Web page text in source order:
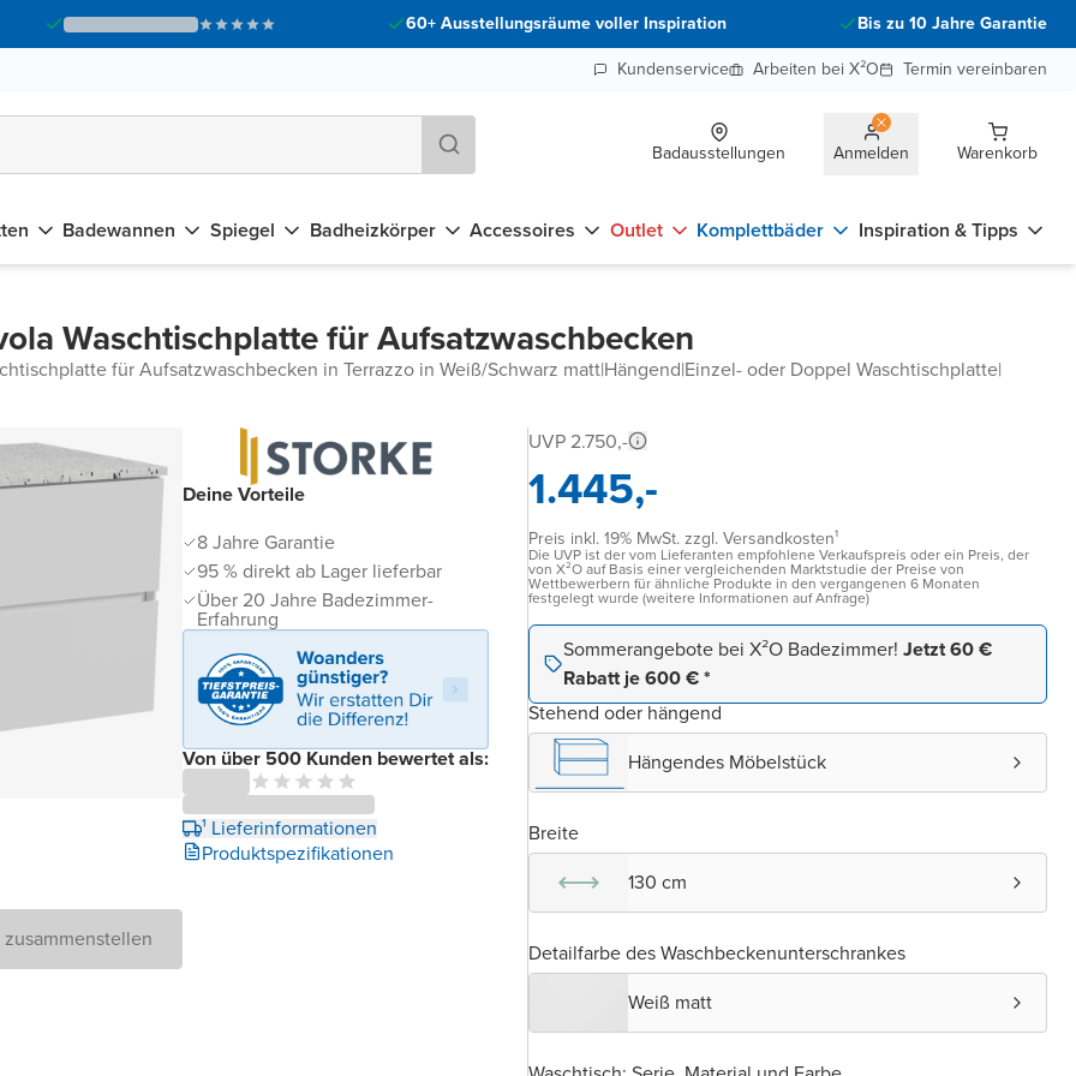
60+ Ausstellungsräume voller Inspiration
Bis zu 10 Jahre Garantie
Kundenservice
Arbeiten bei X²O Termin vereinbaren
Badausstellungen Anmelden Warenkorb
Badewannen Spiegel Badheizkörper Accessoires Outlet Komplettbäder Inspiration & Tipps
Waschtischplatte für Aufsatzwaschbecken
für Aufsatzwaschbecken in Terrazzo in Weiß/Schwarz matt|Hängend|Einzel- oder Doppel Waschtischplatte|
Deine Vorteile
8 Jahre Garantie
95 % direkt ab Lager lieferbar
Über 20 Jahre Badezimmer-
Erfahrung
Von über 500 Kunden bewertet als:
¹ Lieferinformationen
Produktspezifikationen
UVP 2.750,-
1.445,-
Preis inkl. 19% MwSt. zzgl. Versandkosten¹
Die UVP ist der vom Lieferanten empfohlene Verkaufspreis oder ein Preis, der
von X²O auf Basis einer vergleichenden Marktstudie der Preise von
Wettbewerbern für ähnliche Produkte in den vergangenen 6 Monaten
festgelegt wurde (weitere Informationen auf Anfrage)
Sommerangebote bei X²O Badezimmer! Jetzt 60 €
Rabatt je 600 € *
Stehend oder hängend
Hängendes Möbelstück
Breite
130 cm
Detailfarbe des Waschbeckenunterschrankes
Weiß matt